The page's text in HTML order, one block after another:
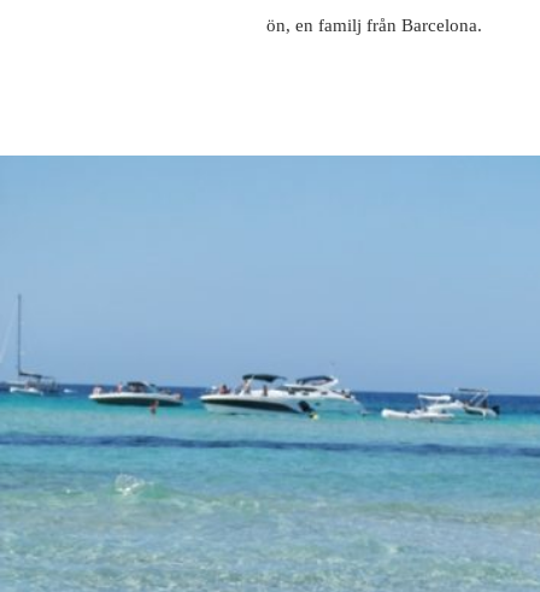
ön, en familj från Barcelona.